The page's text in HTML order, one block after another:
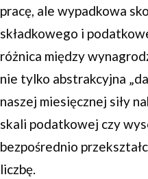
pracę, ale wypadkowa
składkowego i
różnica między
nie tylko abstrakcyjna
naszej miesięcznej siły
skali podatkowej czy
bezpośrednio
liczbę.